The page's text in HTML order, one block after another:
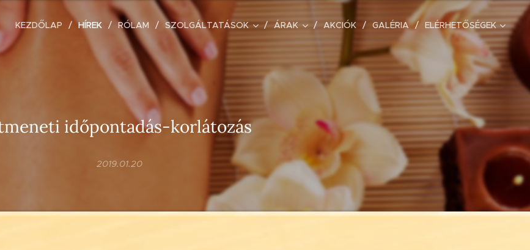
KEZDŐLAP HÍREK RÓLAM SZOLGÁLTATÁSOK ÁRAK AKCIÓK GALÉRIA ELÉRHETŐSÉGEK
időpontadás-korlátozás
2019.01.20